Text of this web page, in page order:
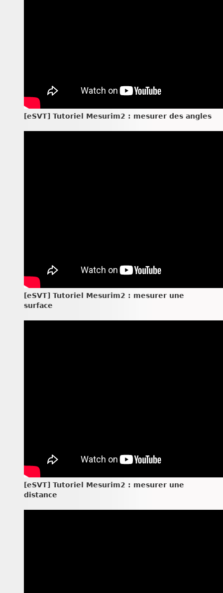
[eSVT] Tutoriel Mesurim2 : mesurer des angles
[eSVT] Tutoriel Mesurim2 : mesurer une
surface
[eSVT] Tutoriel Mesurim2 : mesurer une
distance